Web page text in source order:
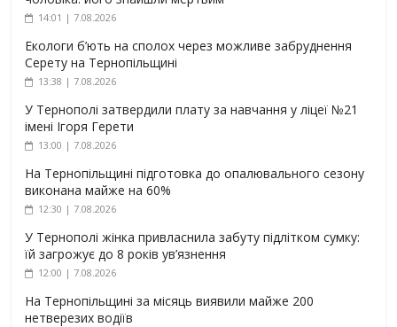
14:01 | 7.08.2026
Екологи б’ють на сполох через можливе забруднення
Серету на Тернопільщині
13:38 | 7.08.2026
У Тернополі затвердили плату за навчання у ліцеї №21
імені Ігоря Герети
13:00 | 7.08.2026
На Тернопільщині підготовка до опалювального сезону
виконана майже на 60%
12:30 | 7.08.2026
У Тернополі жінка привласнила забуту підлітком сумку:
їй загрожує до 8 років ув’язнення
12:00 | 7.08.2026
На Тернопільщині за місяць виявили майже 200
нетверезих водіїв